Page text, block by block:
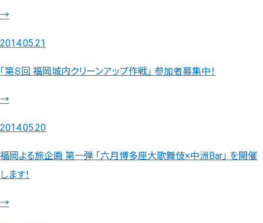
→
2014.05.21
「第８回 福岡城内クリーンアップ作戦」 参加者募集中！
→
2014.05.20
福岡よる旅企画 第一弾 「六月博多座大歌舞伎×中洲Bar」 を開催
します！
→